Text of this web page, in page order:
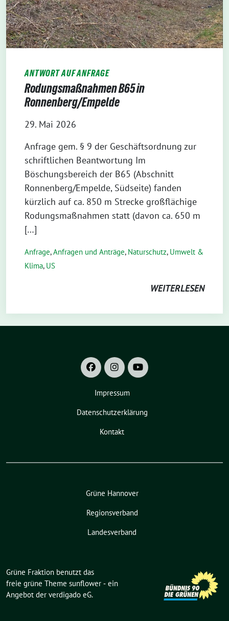
ANTWORT AUF ANFRAGE
Rodungsmaßnahmen B65 in
Ronnenberg/Empelde
29. Mai 2026
Anfrage gem. § 9 der Geschäftsordnung zur
schriftlichen Beantwortung Im
Böschungsbereich der B65 (Abschnitt
Ronnenberg/Empelde, Südseite) fanden
kürzlich auf ca. 850 m Strecke großflächige
Rodungsmaßnahmen statt (davon ca. 650 m
[…]
Anfrage,Anfragen und Anträge, Naturschutz, Umwelt &
Klima, US
WEITERLESEN
Impressum
Datenschutzerklärung
Kontakt
Grüne Hannover
Regionsverband
Landesverband
Grüne Fraktion benutzt das
freie grüne Theme sunflower ‐ ein
Angebot der verdigado eG.